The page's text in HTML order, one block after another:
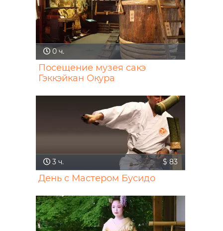
0ч.
Посещение музея сакэ
Гэккэйкан Окура
3ч. $ 83
День с Мастером Бусидо